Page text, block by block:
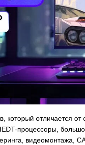
который отличается
процессоры,
видеомонтажа,